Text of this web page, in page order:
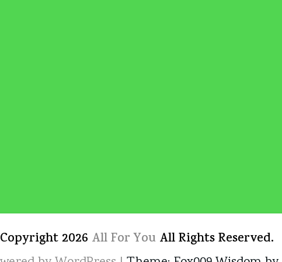
2026 All For You All Rights Reserved.